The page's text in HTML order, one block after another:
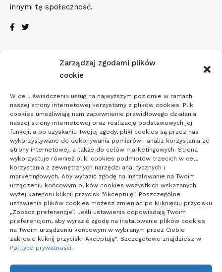
Zarządzaj zgodami plików
cookie
W celu świadczenia usług na najwyższym poziomie w ramach
naszej strony internetowej korzystamy z plików cookies. Pliki
cookies umożliwiają nam zapewnienie prawidłowego działania
naszej strony internetowej oraz realizację podstawowych jej
funkcji, a po uzyskaniu Twojej zgody, pliki cookies są przez nas
wykorzystywane do dokonywania pomiarów i analiz korzystania ze
strony internetowej, a także do celów marketingowych. Strona
wykorzystuje również pliki cookies podmiotów trzecich w celu
korzystania z zewnętrznych narzędzi analitycznych i
marketingowych. Aby wyrazić zgodę na instalowanie na Twoim
urządzeniu końcowym plików cookies wszystkich wskazanych
wyżej kategorii kliknij przycisk "Akceptuję". Poszczególne
ustawienia plików cookies możesz zmieniać po kliknięciu przycisku
„Zobacz preferencje”. Jeśli ustawienia odpowiadają Twoim
preferencjom, aby wyrazić zgodę na instalowanie plików cookies
na Twoim urządzeniu końcowym w wybranym przez Ciebie
zakresie kliknij przycisk "Akceptuję". Szczegółowe znajdziesz w
Polityce prywatności.
innymi tę społeczność.
19
°C
Poznań
Zachmurzenie
Małe
_
53%
2
km/h
Poland
Potwierdzone